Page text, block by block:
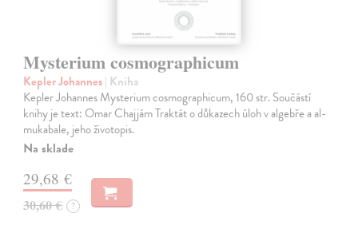
Mysterium cosmographicum
Kepler Johannes| Kniha
Kepler Johannes Mysterium cosmographicum, 160 str. Součástí
knihy je text: Omar Chajjám Traktát o důkazech úloh v algebře a al-
mukabale, jeho životopis.
Na sklade
29,68 €
30,60 € ?